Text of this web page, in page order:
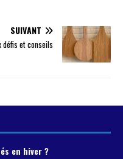
SUIVANT
défis et conseils
en hiver ?